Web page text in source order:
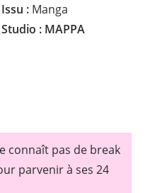
Issu : Manga
Studio : MAPPA
connaît pas de break
parvenir à ses 24